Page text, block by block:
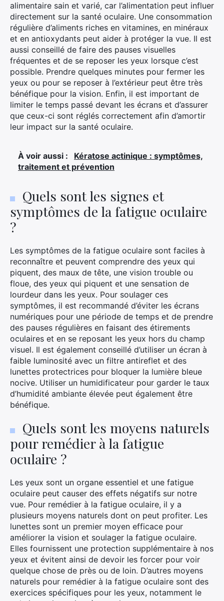
alimentaire sain et varié, car l’alimentation peut influer
directement sur la santé oculaire. Une consommation
régulière d’aliments riches en vitamines, en minéraux
et en antioxydants peut aider à protéger la vue. Il est
aussi conseillé de faire des pauses visuelles
fréquentes et de se reposer les yeux lorsque c’est
possible. Prendre quelques minutes pour fermer les
yeux ou pour se reposer à l’extérieur peut être très
bénéfique pour la vision. Enfin, il est important de
limiter le temps passé devant les écrans et d’assurer
que ceux-ci sont réglés correctement afin d’amortir
leur impact sur la santé oculaire.
À voir aussi :
Kératose actinique : symptômes,
traitement et prévention
Quels sont les signes et
symptômes de la fatigue oculaire
?
Les symptômes de la fatigue oculaire sont faciles à
reconnaître et peuvent comprendre des yeux qui
piquent, des maux de tête, une vision trouble ou
floue, des yeux qui piquent et une sensation de
lourdeur dans les yeux. Pour soulager ces
symptômes, il est recommandé d’éviter les écrans
numériques pour une période de temps et de prendre
des pauses régulières en faisant des étirements
oculaires et en se reposant les yeux hors du champ
visuel. Il est également conseillé d’utiliser un écran à
faible luminosité avec un filtre antireflet et des
lunettes protectrices pour bloquer la lumière bleue
nocive. Utiliser un humidificateur pour garder le taux
d’humidité ambiante élevée peut également être
bénéfique.
Quels sont les moyens naturels
pour remédier à la fatigue
oculaire ?
Les yeux sont un organe essentiel et une fatigue
oculaire peut causer des effets négatifs sur notre
vue. Pour remédier à la fatigue oculaire, il y a
plusieurs moyens naturels dont on peut profiter. Les
lunettes sont un premier moyen efficace pour
améliorer la vision et soulager la fatigue oculaire.
Elles fournissent une protection supplémentaire à nos
yeux et évitent ainsi de devoir les forcer pour voir
quelque chose de près ou de loin. D’autres moyens
naturels pour remédier à la fatigue oculaire sont des
exercices spécifiques pour les yeux, notamment le